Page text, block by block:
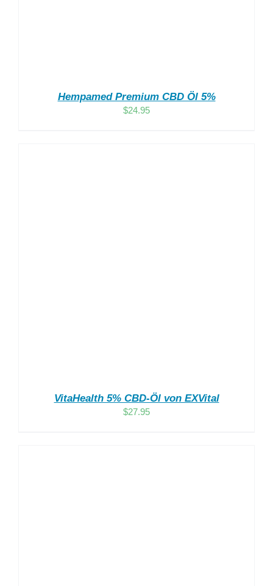
Hempamed Premium CBD Öl 5%
$24.95
VitaHealth 5% CBD-Öl von EXVital
$27.95